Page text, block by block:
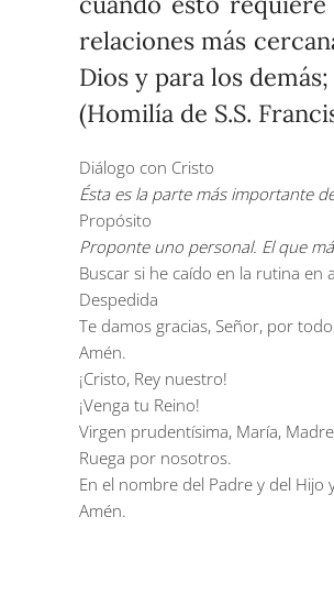
relaciones más
Dios y para los
(Homilía de S.S.
Diálogo con Cristo
Ésta es la parte más importante
Propósito
Proponte uno personal. El que
Buscar si he caído en la rutina
Despedida
Te damos gracias, Señor, por
Amén.
¡Cristo, Rey nuestro!
¡Venga tu Reino!
Virgen prudentísima, María,
Ruega por nosotros.
En el nombre del Padre y del Hijo
Amén.